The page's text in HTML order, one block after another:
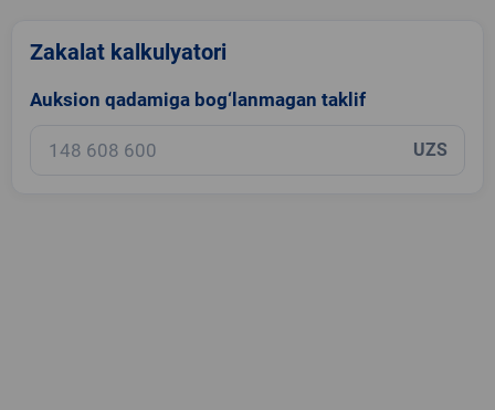
Zakalat kalkulyatori
Auksion qadamiga bog‘lanmagan taklif
UZS